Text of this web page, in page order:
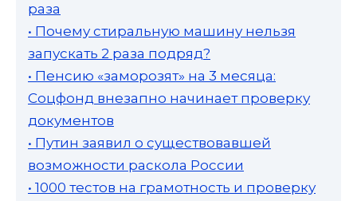
раза
• Почему стиральную машину нельзя
запускать 2 раза подряд?
• Пенсию «заморозят» на 3 месяца:
Соцфонд внезапно начинает проверку
документов
• Путин заявил о существовавшей
возможности раскола России
• 1000 тестов на грамотность и проверку